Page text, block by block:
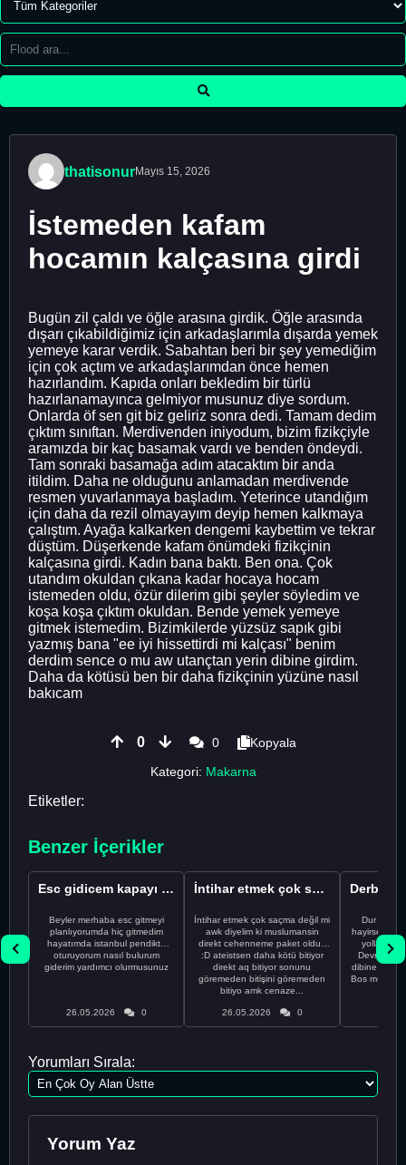
thatisonurMayıs 15, 2026
İstemeden kafam
hocamın kalçasına girdi
Bugün zil çaldı ve öğle arasına girdik. Öğle arasında
dışarı çıkabildiğimiz için arkadaşlarımla dışarda yemek
yemeye karar verdik. Sabahtan beri bir şey yemediğim
için çok açtım ve arkadaşlarımdan önce hemen
hazırlandım. Kapıda onları bekledim bir türlü
hazırlanamayınca gelmiyor musunuz diye sordum.
Onlarda öf sen git biz geliriz sonra dedi. Tamam dedim
çıktım sınıftan. Merdivenden iniyodum, bizim fizikçiyle
aramızda bir kaç basamak vardı ve benden öndeydi.
Tam sonraki basamağa adım atacaktım bir anda
itildim. Daha ne olduğunu anlamadan merdivende
resmen yuvarlanmaya başladım. Yeterince utandığım
için daha da rezil olmayayım deyip hemen kalkmaya
çalıştım. Ayağa kalkarken dengemi kaybettim ve tekrar
düştüm. Düşerkende kafam önümdeki fizikçinin
kalçasına girdi. Kadın bana baktı. Ben ona. Çok
utandım okuldan çıkana kadar hocaya hocam
istemeden oldu, özür dilerim gibi şeyler söyledim ve
koşa koşa çıktım okuldan. Bende yemek yemeye
gitmek istemedim. Bizimkilerde yüzsüz sapık gibi
yazmış bana "ee iyi hissettirdi mi kalçası" benim
derdim sence o mu aw utançtan yerin dibine girdim.
Daha da kötüsü ben bir daha fizikçinin yüzüne nasıl
bakıcam
0 0
Kopyala
Kategori: Makarna
Etiketler:
Benzer İçerikler
Esc gidicem kapayı koydum
Beyler merhaba esc gitmeyi
planlıyorumda hiç gitmedim
hayatımda istanbul pendikte
oturuyorum nasıl bulurum
giderim yardımcı olurmusunuz
26.05.2026 0
İntihar etmek çok saçma değil mi
İntihar etmek çok saçma değil mi
awk diyelim ki muslumansin
direkt cehenneme paket oldun
:D ateistsen daha kötü bitiyor
direkt aq bitiyor sonunu
göremeden bitişini göremeden
bitiyo amk cenaze...
26.05.2026 0
Dur
hayirsever
yolla
Devrim abi
dibine
Bos
Yorumları Sırala:
Yorum Yaz